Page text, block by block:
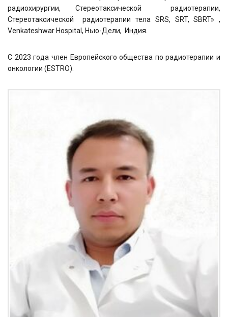
радиохирургии, Стереотаксической радиотерапии,
Стереотаксической радиотерапии тела SRS, SRT, SBRT» ,
Venkateshwar Hospital, Нью-Дели, Индия.
С 2023 года член Европейского общества по радиотерапии и
онкологии (ESTRO).